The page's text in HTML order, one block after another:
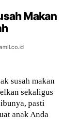
Makan
susah makan
sekaligus
pasti
anak Anda